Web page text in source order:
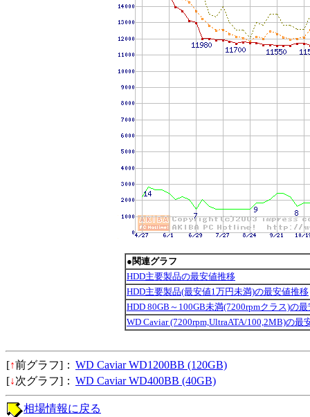
●関連グラフ
HDD主要製品の最安値推移
HDD主要製品(最安値1万円未満)の最安値推移
HDD 80GB～100GB未満(7200rpmクラス)の
WD Caviar (7200rpm,UltraATA/100,2MB)の最
[↑前グラフ]： WD Caviar WD1200BB (120GB)
[↓次グラフ]： WD Caviar WD400BB (40GB)
相場情報に戻る